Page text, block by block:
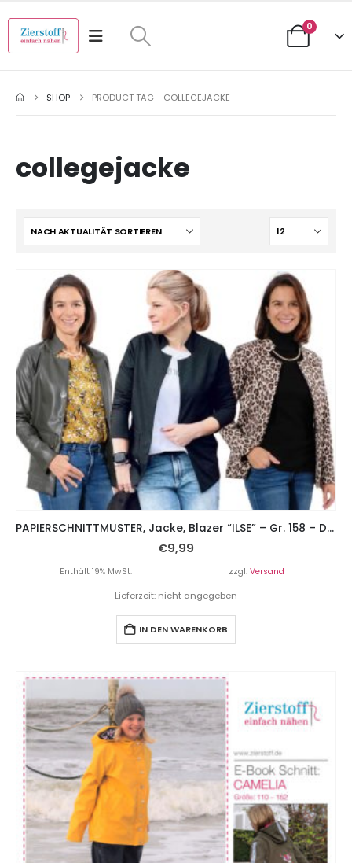
0
SHOP PRODUCT TAG - COLLEGEJACKE
collegejacke
PAPIERSCHNITTMUSTER, Jacke, Blazer “ILSE” – Gr. 158 – Damengr. 46
€9,99
Enthält 19% MwSt. zzgl. Versand
Lieferzeit: nicht angegeben
IN DEN WARENKORB